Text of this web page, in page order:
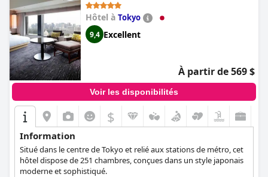
Hôtel à Tokyo
9,4 Excellent
À partir de 569 $
Voir les disponibilités
$
Information
Situé dans le centre de Tokyo et relié aux stations de métro, cet
hôtel dispose de 251 chambres, conçues dans un style japonais
moderne et sophistiqué.